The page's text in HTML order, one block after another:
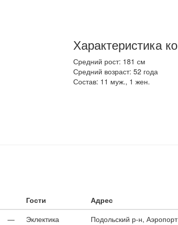
Характеристика
Средний рост: 181 см
Средний возраст: 52 года
Состав: 11 муж., 1 жен.
Гости
Адрес
— Эклектика Подольский р-н,